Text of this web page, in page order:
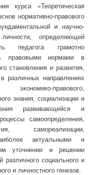
курса «Теоретическая
нормативно-правового
и научно-
определяющей
педагога грамотно
правовыми нормами в
становления и развития,
различных направлениях
экономико-правового,
знания, социализации и
развивающейся и
самоопределения,
самореализации,
актуальными и
уточнении и решении
различного социального и
и личностного генезов.